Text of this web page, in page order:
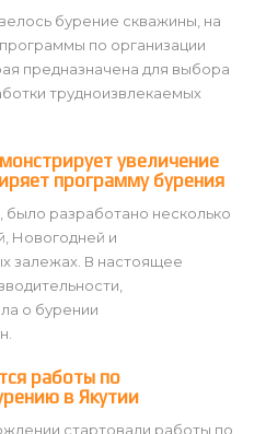
бурение скважины, на
по организации
предназначена для выбора
трудноизвлекаемых
увеличение
программу бурения
было разработано несколько
Новогодней и
залежах. В настоящее
о бурении
работы по
в Якутии
стартовали работы по